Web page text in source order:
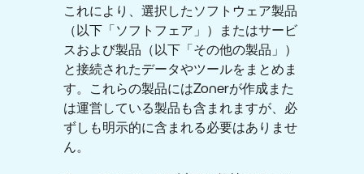
これにより、選択したソフトウェア製品
（以下「ソフトフェア」）またはサービ
スおよび製品（以下「その他の製品」）
と接続されたデータやツールをまとめま
す。これらの製品にはZonerが作成また
は運営している製品も含まれますが、必
ずしも明示的に含まれる必要はありませ
ん。